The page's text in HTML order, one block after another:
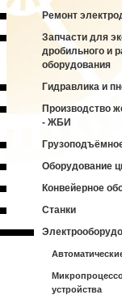
Ремонт
Запчасти для
дробильного и
оборудования
Гидравлика и
Производство
- ЖБИ
Оборудование
Конвейерное
Станки
устройства